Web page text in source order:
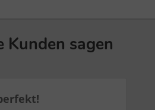
Kunden sagen